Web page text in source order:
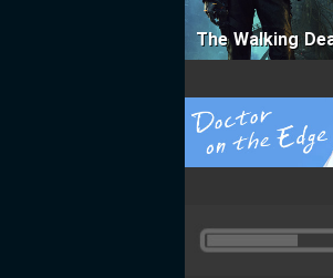
The Walking